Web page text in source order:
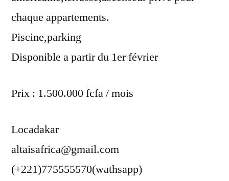
chaque appartements.
Piscine,parking
Disponible a partir du 1er février
Prix : 1.500.000 fcfa / mois
Locadakar
altaisafrica@gmail.com
(+221)775555570(wathsapp)